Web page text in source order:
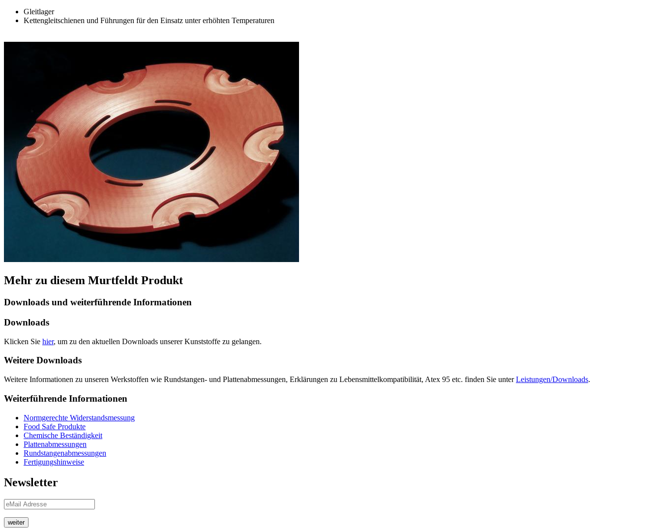
Gleitlager
Kettengleitschienen und Führungen für den Einsatz unter erhöhten Temperaturen
Mehr zu diesem Murtfeldt Produkt
Downloads und weiterführende Informationen
Downloads
Klicken Sie hier, um zu den aktuellen Downloads unserer Kunststoffe zu gelangen.
Weitere Downloads
Weitere Informationen zu unseren Werkstoffen wie Rundstangen- und Plattenabmessungen, Erklärungen zu Lebensmittelkompatibilität, Atex 95 etc. finden Sie unterLeistungen/Downloads.
Weiterführende Informationen
Normgerechte Widerstandsmessung
Food Safe Produkte
Chemische Beständigkeit
Plattenabmessungen
Rundstangenabmessungen
Fertigungshinweise
Newsletter
weiter